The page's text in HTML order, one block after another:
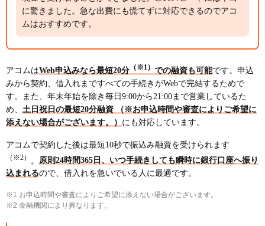
に驚きました。急な出費にも慌てずに対応できるのでアコ
ムはおすすめです。
アコムはWeb申込みなら最短20分 （※1） での融資も可能です。申込
みから契約、借入れまですべての手続きがWebで完結するためで
す。また、年末年始を除き毎日9:00から21:00まで営業しているた
め、 土日祝日の最短20分融資 （※お申込時間や審査によりご希望に
添えない場合がございます。） にも対応しています。
アコムで契約した後は最短10秒で振込み融資を受けられます
（※2） 。 原則24時間365日、いつ手続きしても瞬時に銀行口座へ振り
込まれるので、借入れを急いでいる人に最適です。
※1 お申込時間や審査によりご希望に添えない場合がございます。
※2 金融機関により異なります。